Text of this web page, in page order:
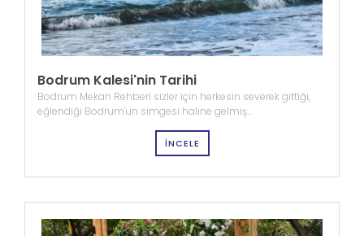
Bodrum Kalesi'nin Tarihi
Bodrum Mekan Rehberi sizler için herkesin severek gittiği,
eğlendiği Bodrum'un simgesi haline gelmiş...
İNCELE